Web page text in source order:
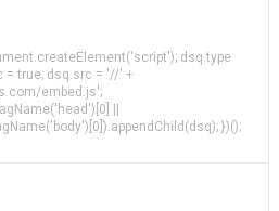
dsq.type
= true; dsq.src = '//' +
embed.js';
||
})();